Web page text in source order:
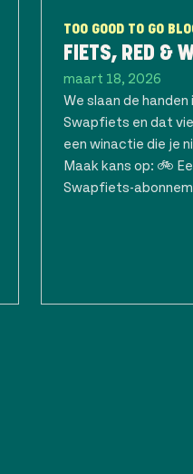
TOO GOOD TO GO
FIETS, RED &
maart 18, 2026
We slaan de
Swapfiets en dat
een winactie die je
Maak kans op: 🚲
Swapfiets-